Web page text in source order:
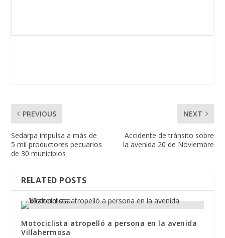
PREVIOUS
Sedarpa impulsa a más de
5 mil productores pecuarios
de 30 municipios
NEXT
Accidente de tránsito sobre
la avenida 20 de Noviembre
RELATED POSTS
Motociclista atropelló a persona en la avenida
Villahermosa